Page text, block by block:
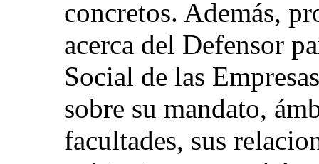
concretos. Además,
acerca del Defensor
Social de las
sobre su mandato,
facultades, sus